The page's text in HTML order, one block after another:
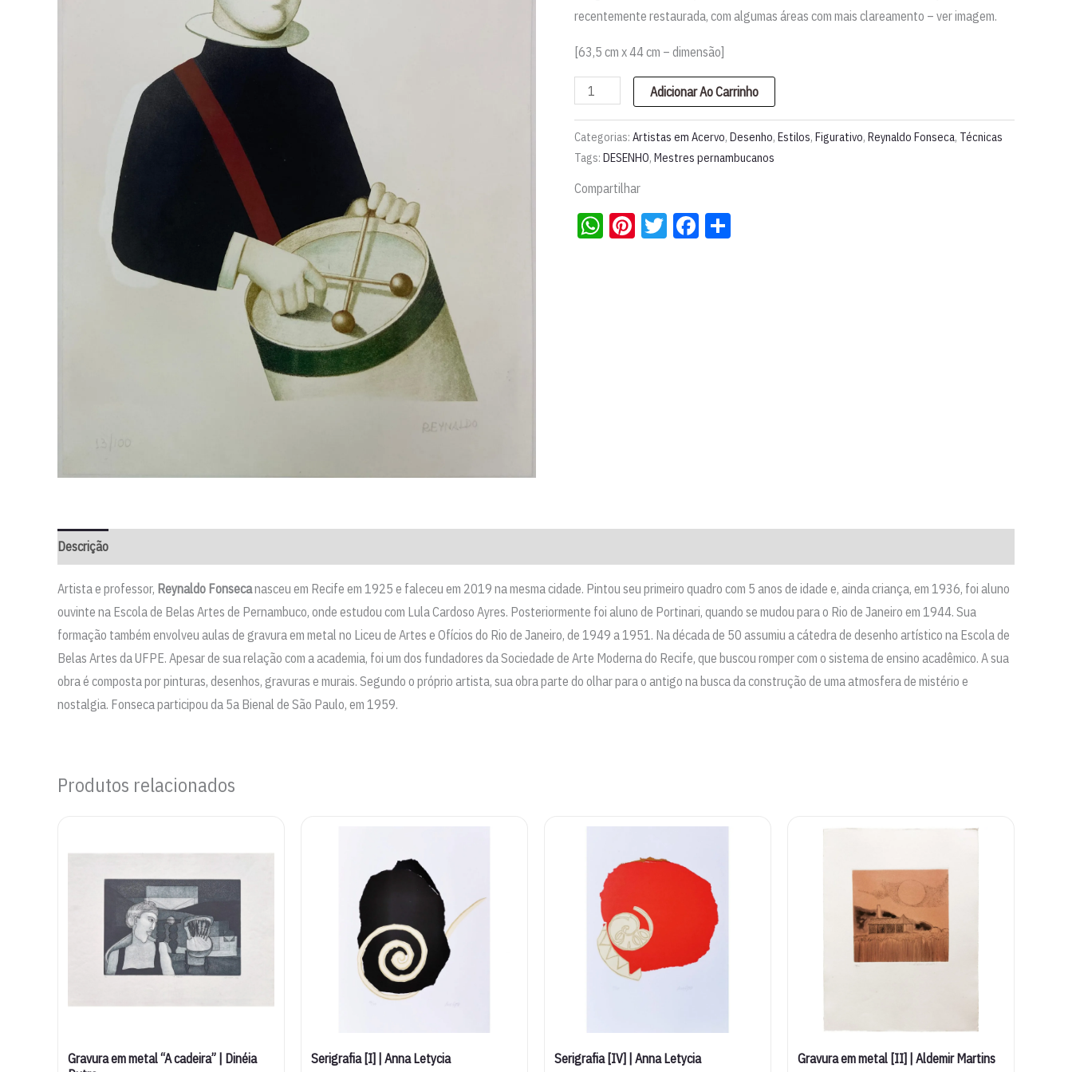
recentemente restaurada, com algumas áreas com mais clareamento – ver imagem.
[63,5 cm x 44 cm – dimensão]
Litografia
com
tambor'
|
Fonseca
Adicionar Ao Carrinho
Categorias: Artistas em Acervo, Desenho, Estilos, Figurativo, Reynaldo Fonseca, Técnicas
Tags: DESENHO, Mestres pernambucanos
Compartilhar
WhatsApp
Pinterest
TwitterFacebook
Descrição
Artista e professor, Reynaldo Fonsecanasceu em Recife em 1925 e faleceu em 2019 na mesma cidade. Pintou seu primeiro quadro com 5 anos de idade e, ainda criança, em 1936, foi aluno
ouvinte na Escola de Belas Artes de Pernambuco, onde estudou com Lula Cardoso Ayres. Posteriormente foi aluno de Portinari, quando se mudou para o Rio de Janeiro em 1944. Sua
formação também envolveu aulas de gravura em metal no Liceu de Artes e Ofícios do Rio de Janeiro, de 1949 a 1951. Na década de 50 assumiu a cátedra de desenho artístico na Escola de
Belas Artes da UFPE. Apesar de sua relação com a academia, foi um dos fundadores da Sociedade de Arte Moderna do Recife, que buscou romper com o sistema de ensino acadêmico. A sua
obra é composta por pinturas, desenhos, gravuras e murais. Segundo o próprio artista, sua obra parte do olhar para o antigo na busca da construção de uma atmosfera de mistério e
nostalgia. Fonseca participou da 5a Bienal de São Paulo, em 1959.
Produtos relacionados
Gravura em metal “A cadeira” | Dinéia
Serigrafia [I] | Anna Letycia Serigrafia [IV] | Anna Letycia Gravura em metal [II] | Aldemir Martins